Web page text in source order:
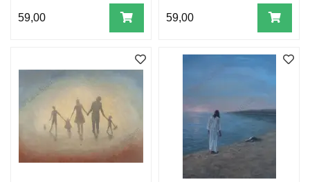
59,00 59,00